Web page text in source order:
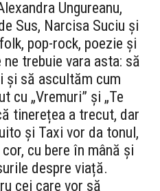
Ungureanu,
Sus, Narcisa Suciu și
pop-rock, poezie și
trebuie vara asta: să
și să ascultăm cum
cu „Vremuri” și „Te
tinerețea a trecut, dar
și Taxi vor da tonul,
cu bere în mână și
despre viață.
cei care vor să